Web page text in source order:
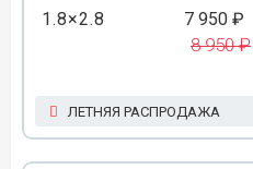
1.8×2.8 7 950 ₽
8 950 ₽
ЛЕТНЯЯ РАСПРОДАЖА